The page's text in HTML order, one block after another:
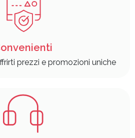
prezzi e promozioni uniche